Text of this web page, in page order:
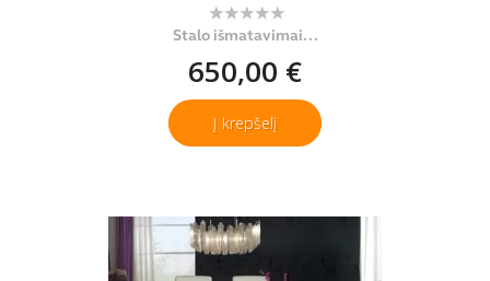
Stalo išmatavimai...
650,00 €
Į krepšelį